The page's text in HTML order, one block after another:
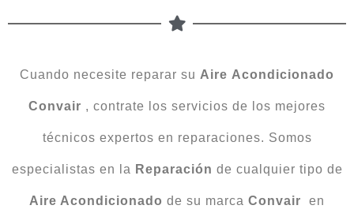
Cuando necesite reparar su Aire Acondicionado
Convair , contrate los servicios de los mejores
técnicos expertos en reparaciones. Somos
especialistas en la Reparación de cualquier tipo de
Aire Acondicionado de su marca Convair en